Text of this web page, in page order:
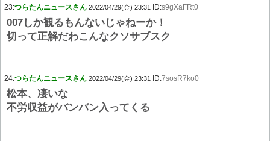
23:つらたんニュースさん 2022/04/29(金) 23:31 ID:s9gXaFRt0
007しか観るもんないじゃねーか！
切って正解だわこんなクソサブスク
24:つらたんニュースさん 2022/04/29(金) 23:31 ID:7sosR7ko0
松本、凄いな
不労収益がバンバン入ってくる